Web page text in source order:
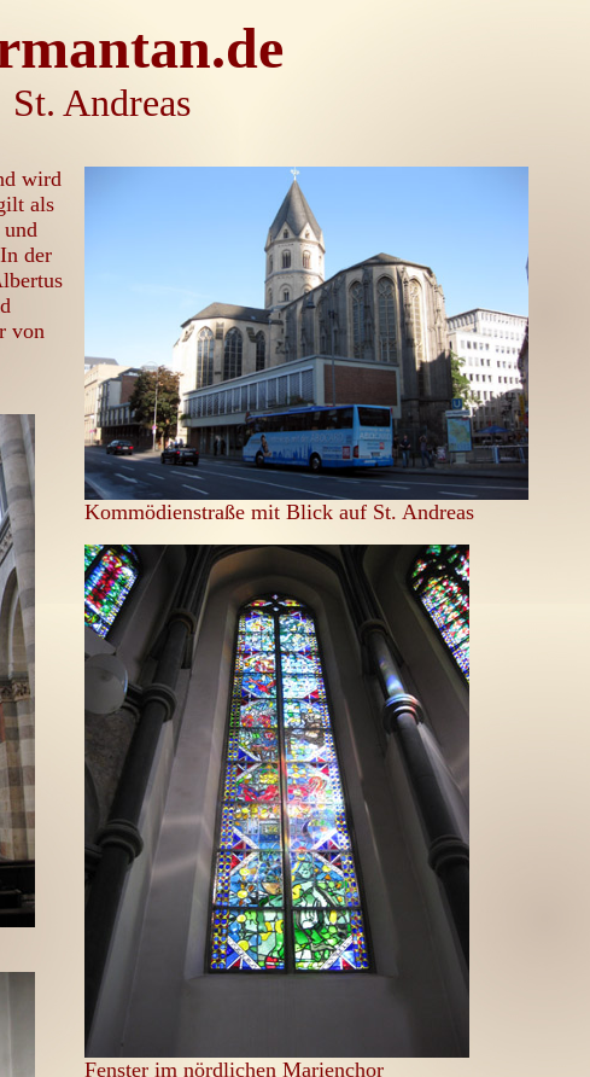
St. Andreas
wird
als
der
von
Kommödienstraße mit Blick auf St. Andreas
Fenster im nördlichen Marienchor